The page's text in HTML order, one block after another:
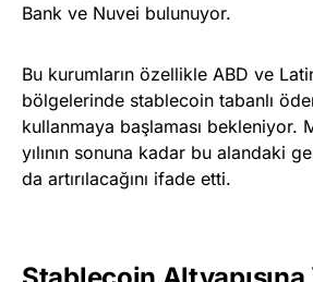
Bank ve Nuvei bulunuyor.
Bu kurumların özellikle ABD ve
bölgelerinde stablecoin tabanlı
kullanmaya başlaması bekleniyor.
yılının sonuna kadar bu alandaki
da artırılacağını ifade etti.